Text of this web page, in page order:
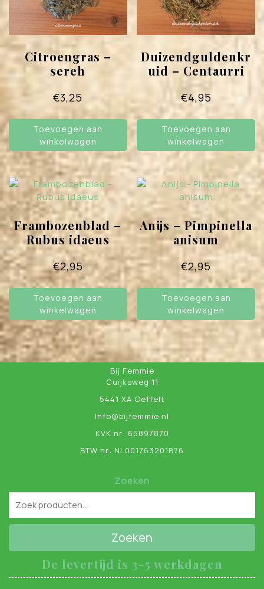
Citroengras –
sereh
€3,25
Toevoegen aan
winkelwagen
Duizendguldenkr
uid – Centaurri
€4,95
Toevoegen aan
winkelwagen
Frambozenblad –
Rubus idaeus
€2,95
Toevoegen aan
winkelwagen
Anijs – Pimpinella
anisum
€2,95
Toevoegen aan
winkelwagen
Bij Femmie
Cuijksweg 11
5441 XA Oeffelt
Info@bijfemmie.nl
KVK nr: 65897870
BTW nr: NL001763201B76
Zoeken
Zoeken
De levertijd is 3-5 werkdagen